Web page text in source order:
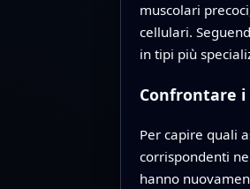
muscolari
cellulari.
in tipi più
Confrontare
Per capire quali
corrispondenti
hanno